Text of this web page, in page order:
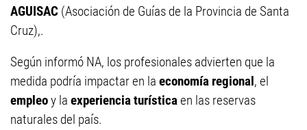
AGUISAC (Asociación de Guías de la Provincia de Santa
Cruz),.
Según informó NA, los profesionales advierten que la
medida podría impactar en la economía regional, el
empleoy la experiencia turísticaen las reservas
naturales del país.